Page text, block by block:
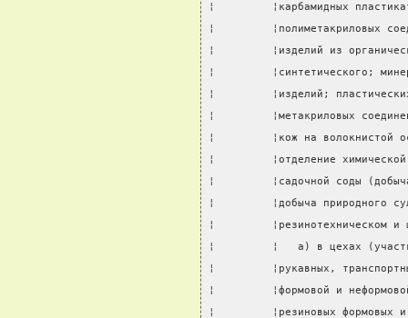
¦         ¦карбамидных
¦         ¦полиметакриловых
¦         ¦изделий из
¦         ¦синтетического;
¦         ¦изделий;
¦         ¦метакриловых
¦         ¦кож на волокнистой
¦         ¦отделение
¦         ¦садочной соды
¦         ¦добыча природного
¦
¦         ¦   а) в цехах
¦         ¦рукавных,
¦         ¦формовой и
¦         ¦резиновых формовых и